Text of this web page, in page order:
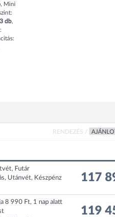
, Mini
3 db,
RENDEZÉS /
Futár
Utánvét, Készpénz
117
8 990 Ft, 1 nap alatt
119